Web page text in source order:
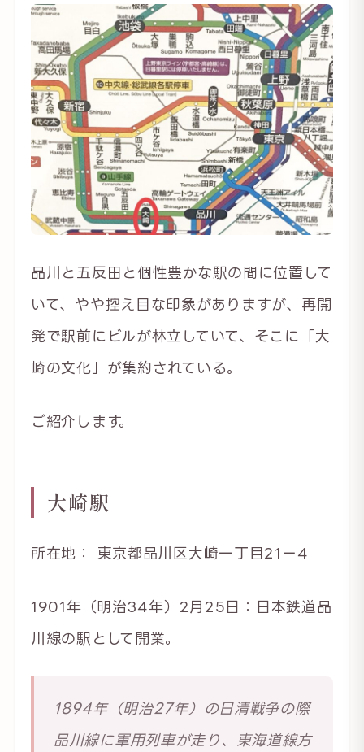
品川と五反田と個性豊かな駅の間に位置して
いて、やや控え目な印象がありますが、再開
発で駅前にビルが林立していて、そこに「大
崎の文化」が集約されている。
ご紹介します。
大崎駅
所在地： 東京都品川区大崎一丁目21ー4
1901年（明治34年）2月25日：日本鉄道品
川線の駅として開業。
1894年（明治27年）の日清戦争の際
品川線に軍用列車が走り、東海道線方